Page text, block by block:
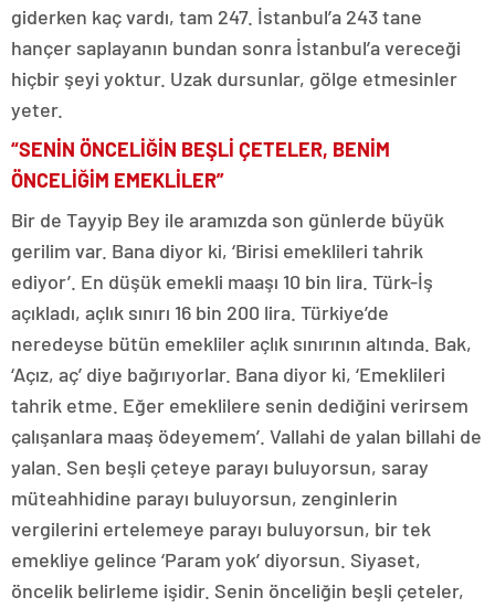
giderken kaç vardı, tam 247. İstanbul’a 243 tane
hançer saplayanın bundan sonra İstanbul’a vereceği
hiçbir şeyi yoktur. Uzak dursunlar, gölge etmesinler
yeter.
“SENİN ÖNCELİĞİN BEŞLİ ÇETELER, BENİM
ÖNCELİĞİM EMEKLİLER”
Bir de Tayyip Bey ile aramızda son günlerde büyük
gerilim var. Bana diyor ki, ‘Birisi emeklileri tahrik
ediyor’. En düşük emekli maaşı 10 bin lira. Türk-İş
açıkladı, açlık sınırı 16 bin 200 lira. Türkiye’de
neredeyse bütün emekliler açlık sınırının altında. Bak,
‘Açız, aç’ diye bağırıyorlar. Bana diyor ki, ‘Emeklileri
tahrik etme. Eğer emeklilere senin dediğini verirsem
çalışanlara maaş ödeyemem’. Vallahi de yalan billahi de
yalan. Sen beşli çeteye parayı buluyorsun, saray
müteahhidine parayı buluyorsun, zenginlerin
vergilerini ertelemeye parayı buluyorsun, bir tek
emekliye gelince ‘Param yok’ diyorsun. Siyaset,
öncelik belirleme işidir. Senin önceliğin beşli çeteler,